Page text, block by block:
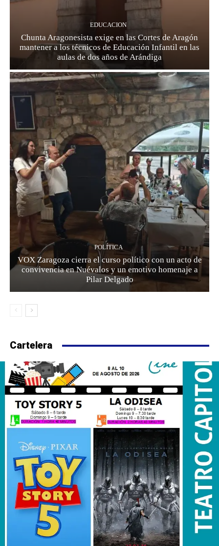
EDUCACION
Chunta Aragonesista exige en las Cortes de Aragón
mantener a los técnicos de Educación Infantil en las
aulas de dos años de Arándiga
POLÍTICA
VOX Zaragoza cierra el curso político con un acto de
convivencia en Nuévalos y un emotivo homenaje a
Pilar Delgado
Cartelera